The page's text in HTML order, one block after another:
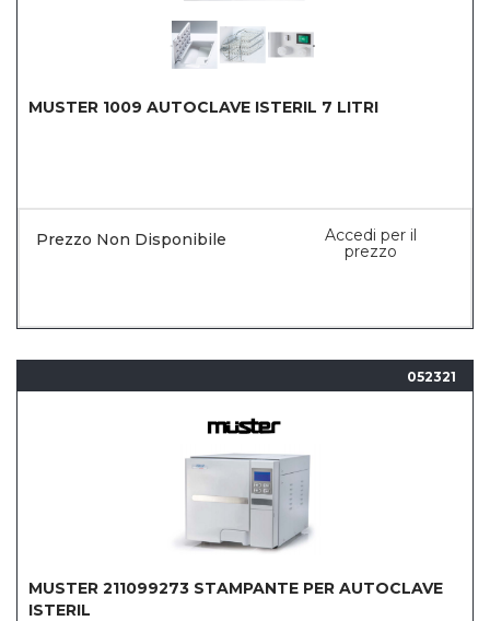
MUSTER 1009 AUTOCLAVE ISTERIL 7 LITRI
Prezzo Non Disponibile
Accedi per il
prezzo
052321
MUSTER 211099273 STAMPANTE PER AUTOCLAVE
ISTERIL